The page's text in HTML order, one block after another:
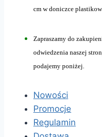
cm w doniczce
Zapraszamy do
odwiedzenia naszej
podajemy poniżej.
Nowości
Promocje
Regulamin